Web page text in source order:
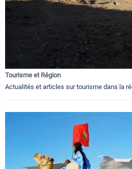
Tourisme et Région
Actualités et articles sur tourisme dans la